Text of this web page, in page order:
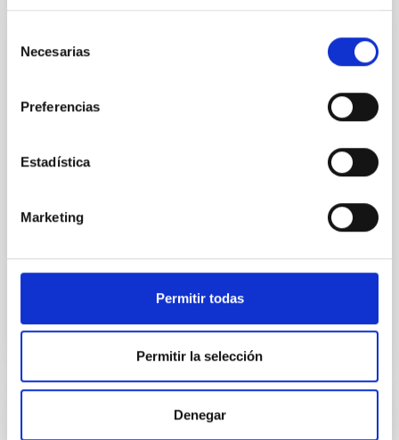
Necesarias
Preferencias
Estadística
Marketing
Permitir todas
Permitir la selección
Denegar
Acuerdo para la instalación del Telescopio
Observatorio del Roque de los Muchachos
entre el IAC y el TMT International
Regular las condiciones para la instalación del TMT
decida de mutuo acuerdo, su demolición, retirada y
restauración del emplazamiento
Fecha en vigor 29/03/2017-29/03/2021
Acuerdo de Colaboración entre Leading-On